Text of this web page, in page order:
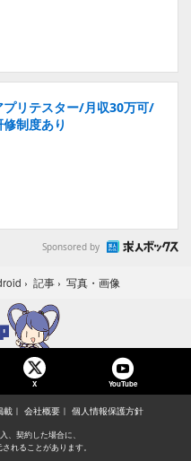
プリテスター/月収30万可/
制度あり
Sponsored by
› 記事 › 写真・画像
X YouTube
載 会社概要 個人情報保護方針
、契約した場合に、
れることがあります。